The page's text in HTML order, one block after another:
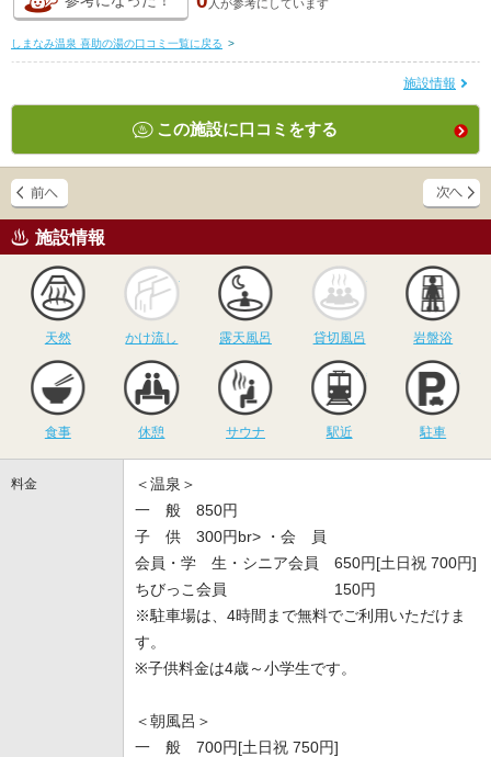
人が参考にしています
しまなみ温泉 喜助の湯の口コミ一覧に戻る >
施設情報
この施設に口コミをする
施設情報
天然
かけ流し
かけ流し
露天風呂
露天風呂
貸切風呂
貸切風呂 岩盤浴
食事 休憩
サウナ
サウナ 駅近 駐車
料金
＜温泉＞
一 般 850円
子 供 300円br> ・会 員
会員・学 生・シニア会員 650円[土日祝 700円]
ちびっこ会員 150円
※駐車場は、4時間まで無料でご利用いただけま
す。
※子供料金は4歳～小学生です。
＜朝風呂＞
一 般 700円[土日祝 750円]